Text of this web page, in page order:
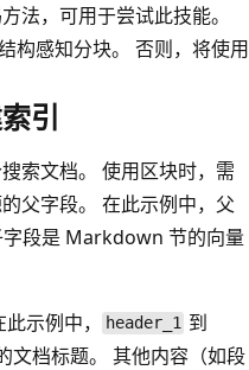
法，可用于尝试此技能。
构感知分块。 否则，将使用
引
索文档。 使用区块时，需
父字段。 在此示例中，父
字段是 Markdown 节的向量
示例中，
header_1 到
文档标题。 其他内容（如段